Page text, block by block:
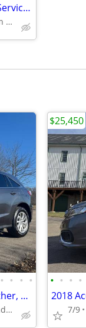
2015 Acura RDX AWD-Low Miles - Fully Serviced and Ready
Banks-Credit Unions-Even In house Financing Available
• • • •
2017 Acura RDX AWD Technology - Leather, Moonroof, 96k Miles
West Chester Ohio "The Honda Specialist"
• • • •
7/9
$25,450